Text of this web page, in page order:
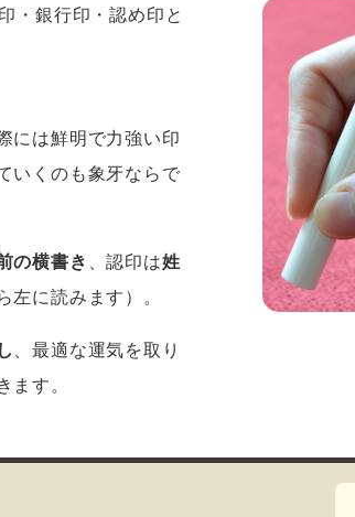
・銀行印・認め印と
には鮮明で力強い印
いくのも象牙ならで
の横書き 、認印は姓
に読みます）。
、最適な運気を取り
す。